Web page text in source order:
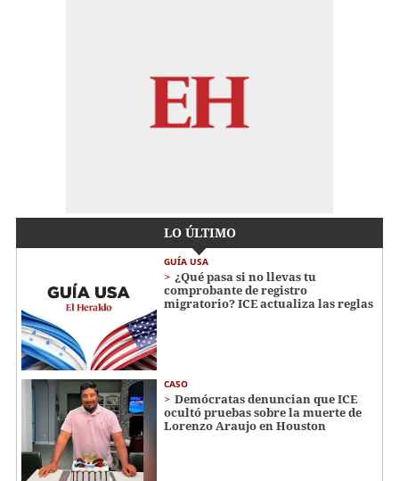
LO ÚLTIMO
GUÍA USA
¿Qué pasa si no llevas tu
comprobante de registro
migratorio? ICE actualiza las reglas
CASO
Demócratas denuncian que ICE
ocultó pruebas sobre la muerte de
Lorenzo Araujo en Houston